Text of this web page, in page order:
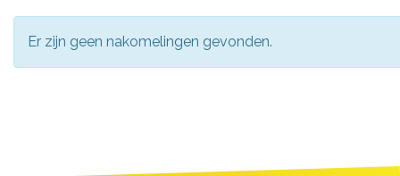
Er zijn geen nakomelingen gevonden.